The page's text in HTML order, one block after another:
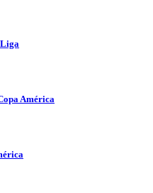
América